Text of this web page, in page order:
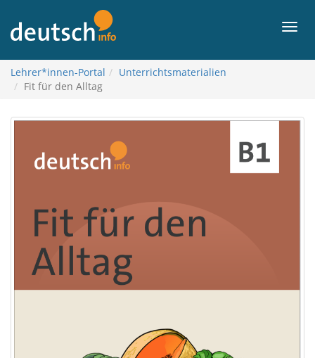
contenu
Lehrer*innen-Portal
Unterrichtsmaterialien
Fit für den Alltag